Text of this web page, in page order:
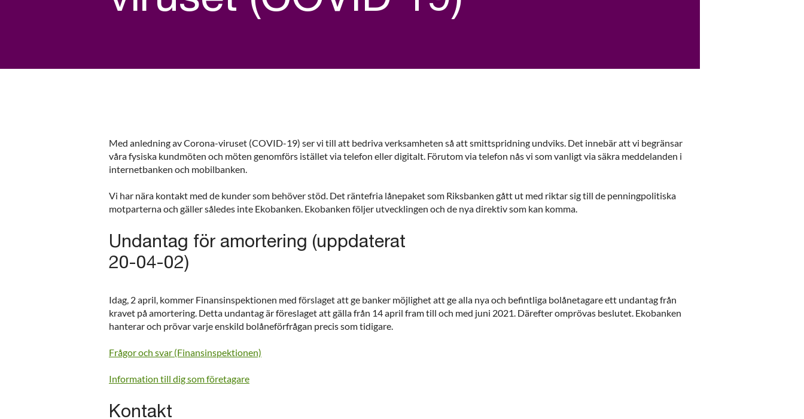
Med anledning av Corona-viruset (COVID-19) ser vi till att bedriva verksamheten så att smittspridning undviks. Det innebär att vi begränsar
våra fysiska kundmöten och möten genomförs istället via telefon eller digitalt. Förutom via telefon nås vi som vanligt via säkra meddelanden i
internetbanken och mobilbanken.
Vi har nära kontakt med de kunder som behöver stöd. Det räntefria lånepaket som Riksbanken gått ut med riktar sig till de penningpolitiska
motparterna och gäller således inte Ekobanken. Ekobanken följer utvecklingen och de nya direktiv som kan komma.
Undantag för amortering (uppdaterat
20-04-02)
Idag, 2 april, kommer Finansinspektionen med förslaget att ge banker möjlighet att ge alla nya och befintliga bolånetagare ett undantag från
kravet på amortering. Detta undantag är föreslaget att gälla från 14 april fram till och med juni 2021. Därefter omprövas beslutet. Ekobanken
hanterar och prövar varje enskild bolåneförfrågan precis som tidigare.
Frågor och svar (Finansinspektionen)
Information till dig som företagare
Kontakt